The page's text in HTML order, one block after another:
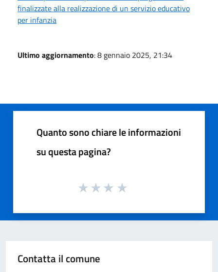
finalizzate alla realizzazione di un servizio educativo
per infanzia
Ultimo aggiornamento: 8 gennaio 2025, 21:34
Quanto sono chiare le informazioni
su questa pagina?
Contatta il comune